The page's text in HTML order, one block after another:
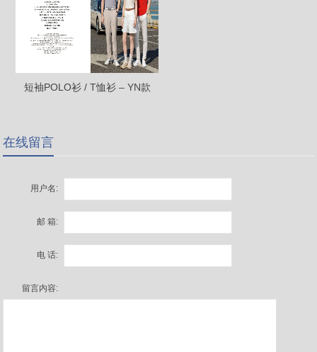
短袖POLO衫 / T恤衫 – YN款
在线留言
用户名:
邮 箱:
电 话:
留言内容: